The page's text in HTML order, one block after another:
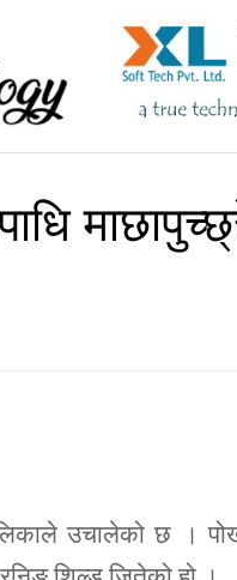
उचालेको छ ।